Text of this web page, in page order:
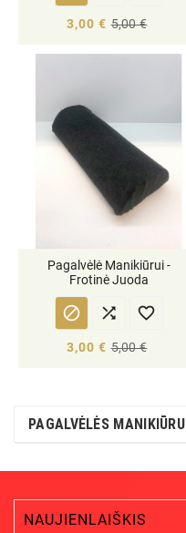
3,00 € 5,00 €
Pagalvėlė Manikiūrui -
Frotinė Juoda
  
3,00 € 5,00 €
PAGALVĖLĖS MANIKIŪRUI
NAUJIENLAIŠKIS